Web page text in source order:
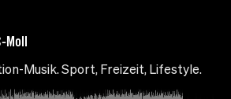
Moll
Musik. Sport, Freizeit, Lifestyle.